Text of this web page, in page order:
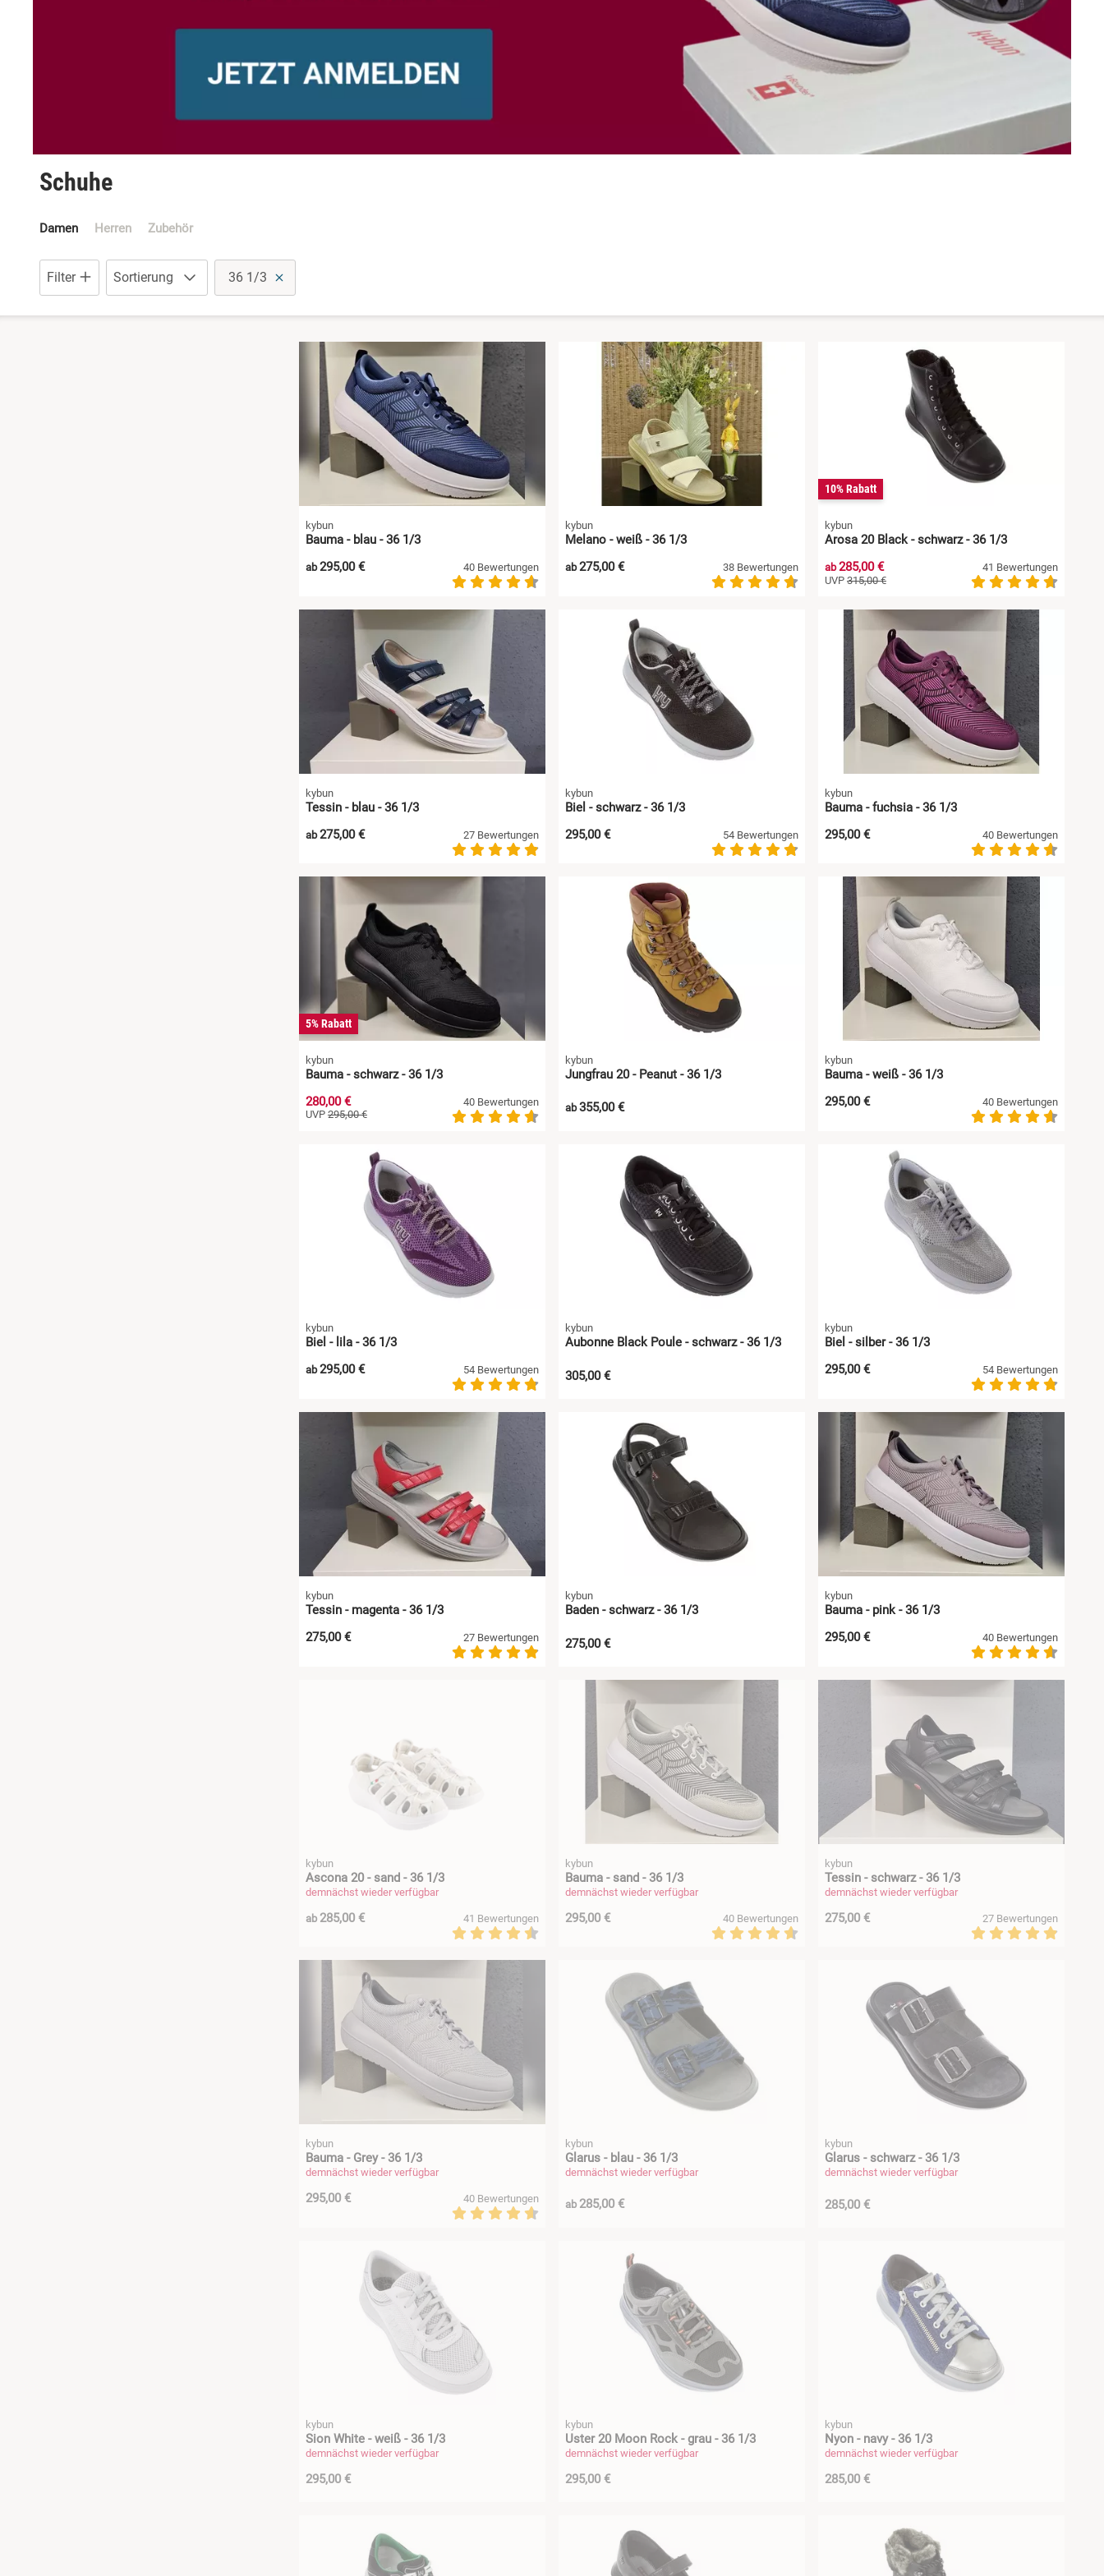
Schuhe
Damen Herren Zubehör
Filter Sortierung 36 1/3
kybun
Bauma - blau - 36 1/3
ab295,00 € 40 Bewertungen
kybun
Melano - weiß - 36 1/3
ab275,00 € 38 Bewertungen
10% Rabatt
kybun
Arosa 20 Black - schwarz - 36 1/3
ab285,00 €
UVP 315,00 €
41 Bewertungen
kybun
Tessin - blau - 36 1/3
ab275,00 € 27 Bewertungen
kybun
Biel - schwarz - 36 1/3
295,00 €
54 Bewertungen
kybun
Bauma - fuchsia - 36 1/3
295,00 €
40 Bewertungen
5% Rabatt
kybun
Bauma - schwarz - 36 1/3
280,00 €
UVP 295,00 €
40 Bewertungen
kybun
Jungfrau 20 - Peanut - 36 1/3
ab355,00 €
kybun
Bauma - weiß - 36 1/3
295,00 €
40 Bewertungen
kybun
Biel - lila - 36 1/3
ab295,00 € 54 Bewertungen
kybun
Aubonne Black Poule - schwarz - 36 1/3
305,00 €
kybun
Biel - silber - 36 1/3
295,00 €
54 Bewertungen
kybun
Tessin - magenta - 36 1/3
275,00 €
27 Bewertungen
kybun
Baden - schwarz - 36 1/3
275,00 €
kybun
Bauma - pink - 36 1/3
295,00 €
40 Bewertungen
kybun
Ascona 20 - sand - 36 1/3
demnächst wieder verfügbar
ab 285,00 € 41 Bewertungen
kybun
Bauma - sand - 36 1/3
demnächst wieder verfügbar
295,00 € 40 Bewertungen
kybun
Tessin - schwarz - 36 1/3
demnächst wieder verfügbar
275,00 € 27 Bewertungen
kybun
Bauma - Grey - 36 1/3
demnächst wieder verfügbar
295,00 € 40 Bewertungen
kybun
Glarus - blau - 36 1/3
demnächst wieder verfügbar
ab 285,00 €
kybun
Glarus - schwarz - 36 1/3
demnächst wieder verfügbar
285,00 €
kybun
Sion White - weiß - 36 1/3
demnächst wieder verfügbar
295,00 €
kybun
Uster 20 Moon Rock - grau - 36 1/3
demnächst wieder verfügbar
295,00 €
kybun
Nyon - navy - 36 1/3
demnächst wieder verfügbar
285,00 €